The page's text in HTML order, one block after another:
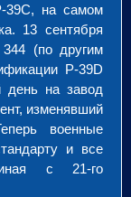
39С, на самом
13 сентября
344 (по другим
P-39D
на завод
изменявший
военные
и все
с 21-го